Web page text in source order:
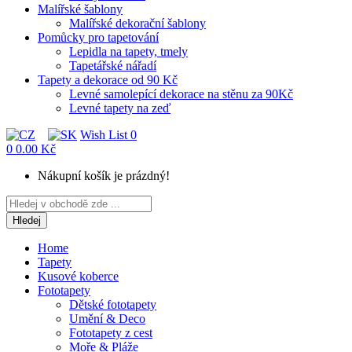
Malířské šablony
Malířské dekorační šablony
Pomůcky pro tapetování
Lepidla na tapety, tmely
Tapetářské nářadí
Tapety a dekorace od 90 Kč
Levné samolepící dekorace na stěnu za 90Kč
Levné tapety na zeď
Wish List 0
0 0.00 Kč
Nákupní košík je prázdný!
Hledej
Home
Tapety
Kusové koberce
Fototapety
Dětské fototapety
Umění & Deco
Fototapety z cest
Moře & Pláže